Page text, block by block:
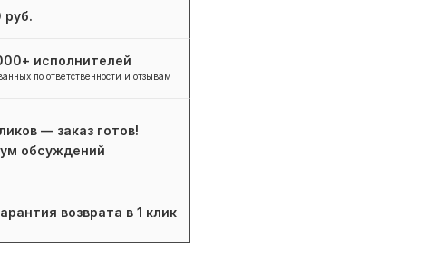
руб.
исполнителей
по ответственности и отзывам
— заказ готов!
обсуждений
возврата в 1 клик